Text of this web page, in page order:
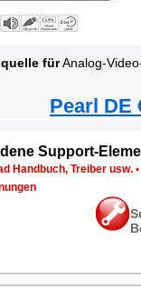
fürAnalog-Video-
Pearl DE
Support-
Handbuch, Treiber usw. •